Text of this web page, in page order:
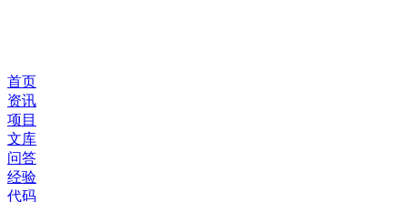
首页
资讯
项目
文库
问答
经验
代码